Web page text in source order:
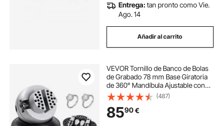
Entrega:tan pronto como Vie.
Ago. 14
Añadir al carrito
VEVOR Tornillo de Banco de Bolas
de Grabado 78 mm Base Giratoria
de 360° Mandíbula Ajustable con
30 Accesorios, Herramienta de
Ajuste de Grabado para Joyería,
Fabricación de Joyas de Precisión
(487)
8590€